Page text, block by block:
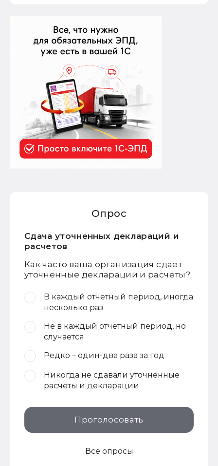
Опрос
Сдача уточненных деклараций и
расчетов
Как часто ваша организация сдает
уточненные декларации и расчеты?
В каждый отчетный период, иногда
несколько раз
Не в каждый отчетный период, но
случается
Редко – один-два раза за год
Никогда не сдавали уточненные
расчеты и декларации
Проголосовать
Все опросы